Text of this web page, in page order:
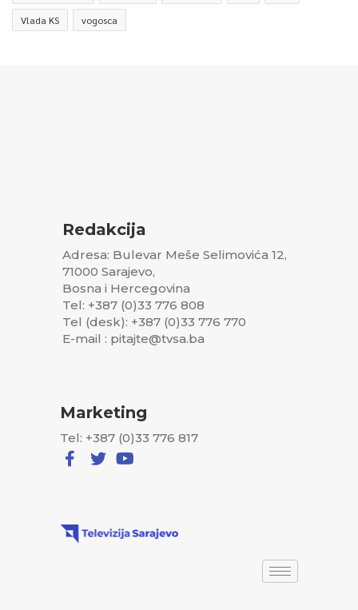
Vlada KS vogosca
Redakcija
Adresa: Bulevar Meše Selimovića 12,
71000 Sarajevo,
Bosna i Hercegovina
Tel: +387 (0)33 776 808
Tel (desk): +387 (0)33 776 770
E-mail : pitajte@tvsa.ba
Marketing
Tel: +387 (0)33 776 817